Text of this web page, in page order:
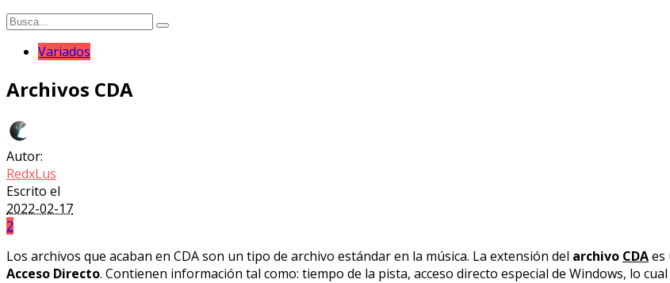
Variados
Archivos CDA
Autor:
RedxLus
Escrito el
2022-02-17
2
Los archivos que acaban en CDA son un tipo de archivo estándar en la música. La extensión del archivo CDAes
Acceso Directo. Contienen información tal como: tiempo de la pista, acceso directo especial de Windows, lo